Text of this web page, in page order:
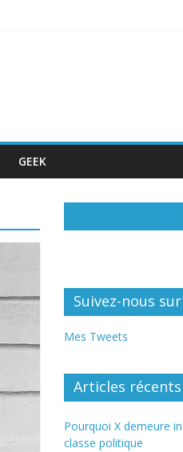
GEEK
Suivez-nous
Mes Tweets
Articles récents
Pourquoi X demeure
classe politique